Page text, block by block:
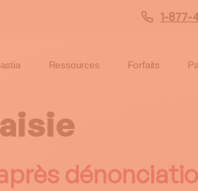
1-877-
Ressources Forfaits